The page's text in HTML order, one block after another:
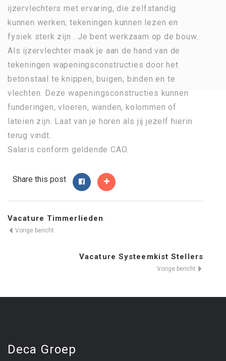
ijzervlechters met ervaring, die zelfstandig
kunnen werken, tekeningen kunnen lezen en
fysiek sterk zijn . Je bent werkzaam op de bouw.
Als ijzervlechter maak je aan de hand van de
tekeningen wapeningsconstructies door het
betonstaal te knippen, buigen, binden en te
vlechten. Deze wapeningsconstructies kunnen
funderingen, vloeren, wanden, kolommen of
lateien zijn. Laat van je horen als jij jezelf hierin
terug vindt.
Salaris conform geldende CAO.
Share this post
Vacature Timmerlieden
Vorige bericht
Vacature Systeemkist Stellers
Vorige bericht
Deca Groep